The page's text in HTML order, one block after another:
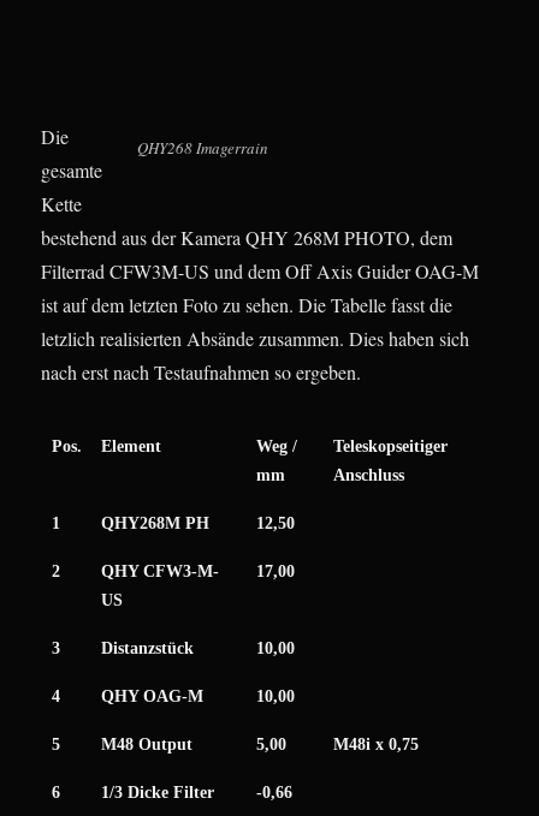
QHY268 Imagerrain
Die
gesamte
Kette
bestehend aus der Kamera QHY 268M PHOTO, dem
Filterrad CFW3M-US und dem Off Axis Guider OAG-M
ist auf dem letzten Foto zu sehen. Die Tabelle fasst die
letzlich realisierten Absände zusammen. Dies haben sich
nach erst nach Testaufnahmen so ergeben.
Pos. Element
Weg /
mm
Teleskopseitiger
Anschluss
1 QHY268M PH 12,50
2
QHY CFW3-M-
US
17,00
3 Distanzstück 10,00
4 QHY OAG-M 10,00
5 M48 Output 5,00 M48i x 0,75
6 1/3 Dicke Filter -0,66